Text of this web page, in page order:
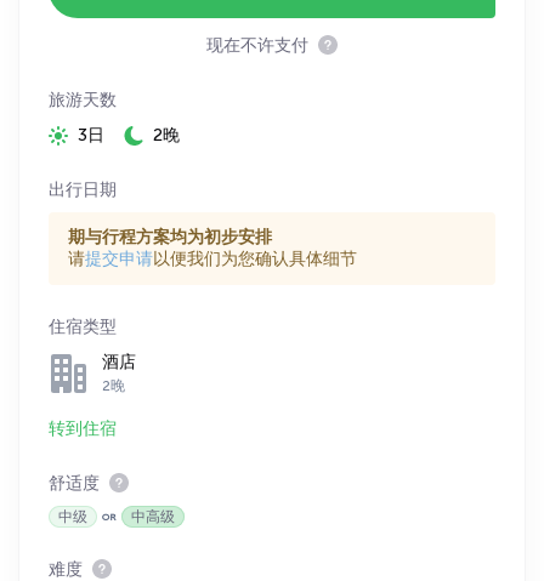
现在不许支付
旅游天数
3日
2晚
出行日期
期与行程方案均为初步安排
请提交申请以便我们为您确认具体细节
住宿类型
酒店
2晚
转到住宿
舒适度
中级 中高级
难度